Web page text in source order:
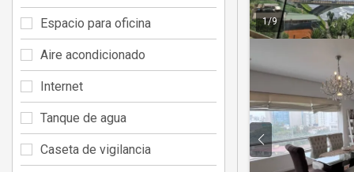
1/9
Espacio para oficina
Aire acondicionado
Internet
Tanque de agua
Caseta de vigilancia